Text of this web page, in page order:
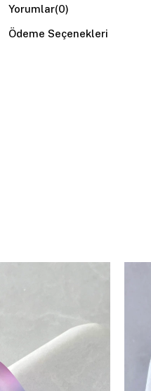
Yorumlar(0)
Ödeme Seçenekleri